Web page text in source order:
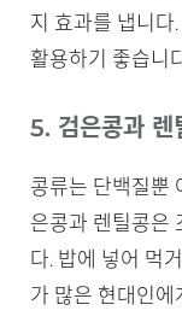
지 효과를 냅니
활용하기 좋습니
5. 검은콩과 렌
콩류는 단백질뿐
은콩과 렌틸콩은
다. 밥에 넣어 먹
가 많은 현대인